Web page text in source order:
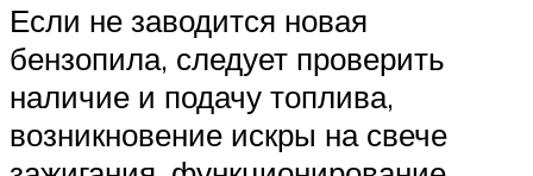
Если не заводится новая
бензопила, следует проверить
наличие и подачу топлива,
возникновение искры на свече